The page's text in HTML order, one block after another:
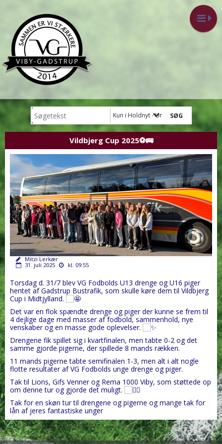
Kun i Holdnyt - Ungdom
Vildbjerg Cup 2025⚽️🚌
Mitzi Lerkær
31. juli 2025
kl. 09:55
Torsdag d. 31/7 blev VG Fodbolds U13 drenge og U16 piger
hentet af Gadstrup Bustrafik, som skulle køre dem til Vildbjerg
Cup i Midtjylland.
Det var en flok spændte drenge og piger der kunne se frem til
4 dejlige dage med masser af fodbold, sammenhold, nye
venskaber og en masse gode oplevelser.
Drengene fik spillet sig i kvartfinalen, men tabte 0-2 og det
samme gjorde pigerne, der spillede 8 mands rækken.
11 mands pigerne tabte semifinalen 1-3, men alt i alt nogle
flotte resultater af VG Fodbolds unge drenge og piger.
Tak til Lions, Gifs Venner og Rema 1000 Viby, som støttede op
om denne tur og gjorde det muligt.
Tak for en skøn tur til drengene og pigerne og mange tak for
lån af jeres fantastiske unger